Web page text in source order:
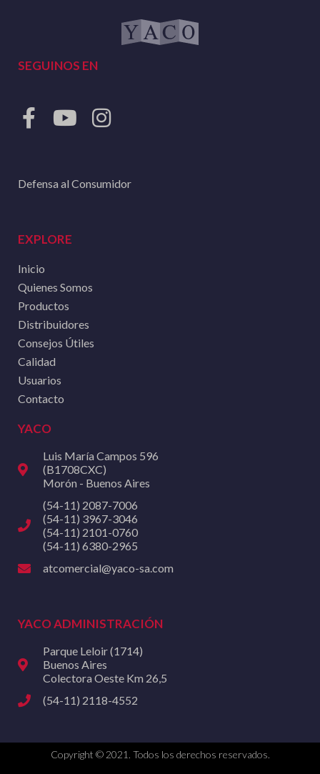
SEGUINOS EN
Defensa al Consumidor
EXPLORE
Inicio
Quienes Somos
Productos
Distribuidores
Consejos Útiles
Calidad
Usuarios
Contacto
YACO
Luis María Campos 596
(B1708CXC)
Morón - Buenos Aires
(54-11) 2087-7006
(54-11) 3967-3046
(54-11) 2101-0760
(54-11) 6380-2965
atcomercial@yaco-sa.com
YACO ADMINISTRACIÓN
Parque Leloir (1714)
Buenos Aires
Colectora Oeste Km 26,5
(54-11) 2118-4552
Copyright © 2021. Todos los derechos reservados.